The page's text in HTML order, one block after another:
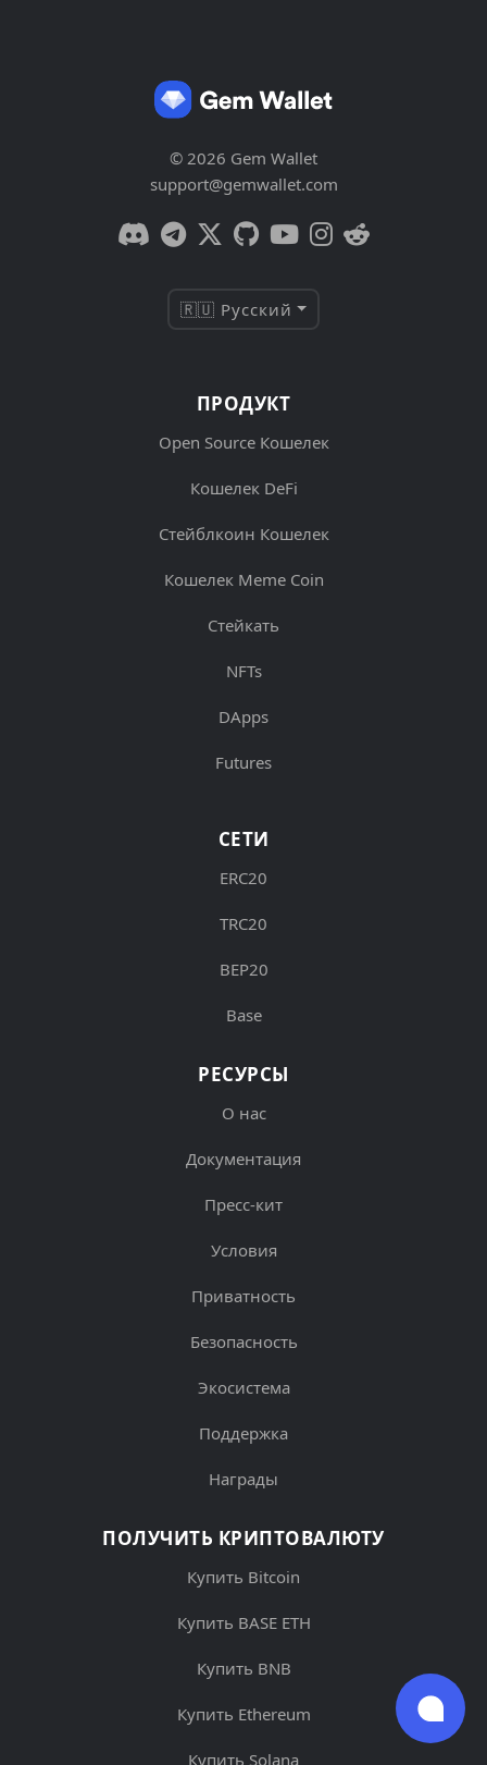
© 2026 Gem Wallet
support@gemwallet.com
🇷🇺 Русский
ПРОДУКТ
Open Source Кошелек
Кошелек DeFi
Стейблкоин Кошелек
Кошелек Meme Coin
Стейкать
NFTs
DApps
Futures
СЕТИ
ERC20
TRC20
BEP20
Base
РЕСУРСЫ
О нас
Документация
Пресс-кит
Условия
Приватность
Безопасность
Экосистема
Поддержка
Награды
ПОЛУЧИТЬ КРИПТОВАЛЮТУ
Купить Bitcoin
Купить BASE ETH
Купить BNB
Купить Ethereum
Купить Solana